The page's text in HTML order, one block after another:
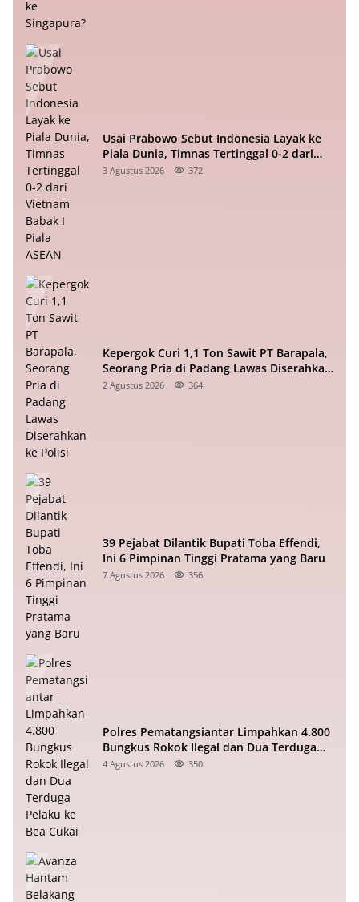
Usai Prabowo Sebut Indonesia Layak ke
Piala Dunia, Timnas Tertinggal 0-2 dari
Vietnam Babak I Piala ASEAN
3 Agustus 2026 372
Kepergok Curi 1,1 Ton Sawit PT Barapala,
Seorang Pria di Padang Lawas Diserahkan
ke Polisi
2 Agustus 2026 364
39 Pejabat Dilantik Bupati Toba Effendi,
Ini 6 Pimpinan Tinggi Pratama yang Baru
7 Agustus 2026 356
Polres Pematangsiantar Limpahkan 4.800
Bungkus Rokok Ilegal dan Dua Terduga
Pelaku ke Bea Cukai
4 Agustus 2026 350